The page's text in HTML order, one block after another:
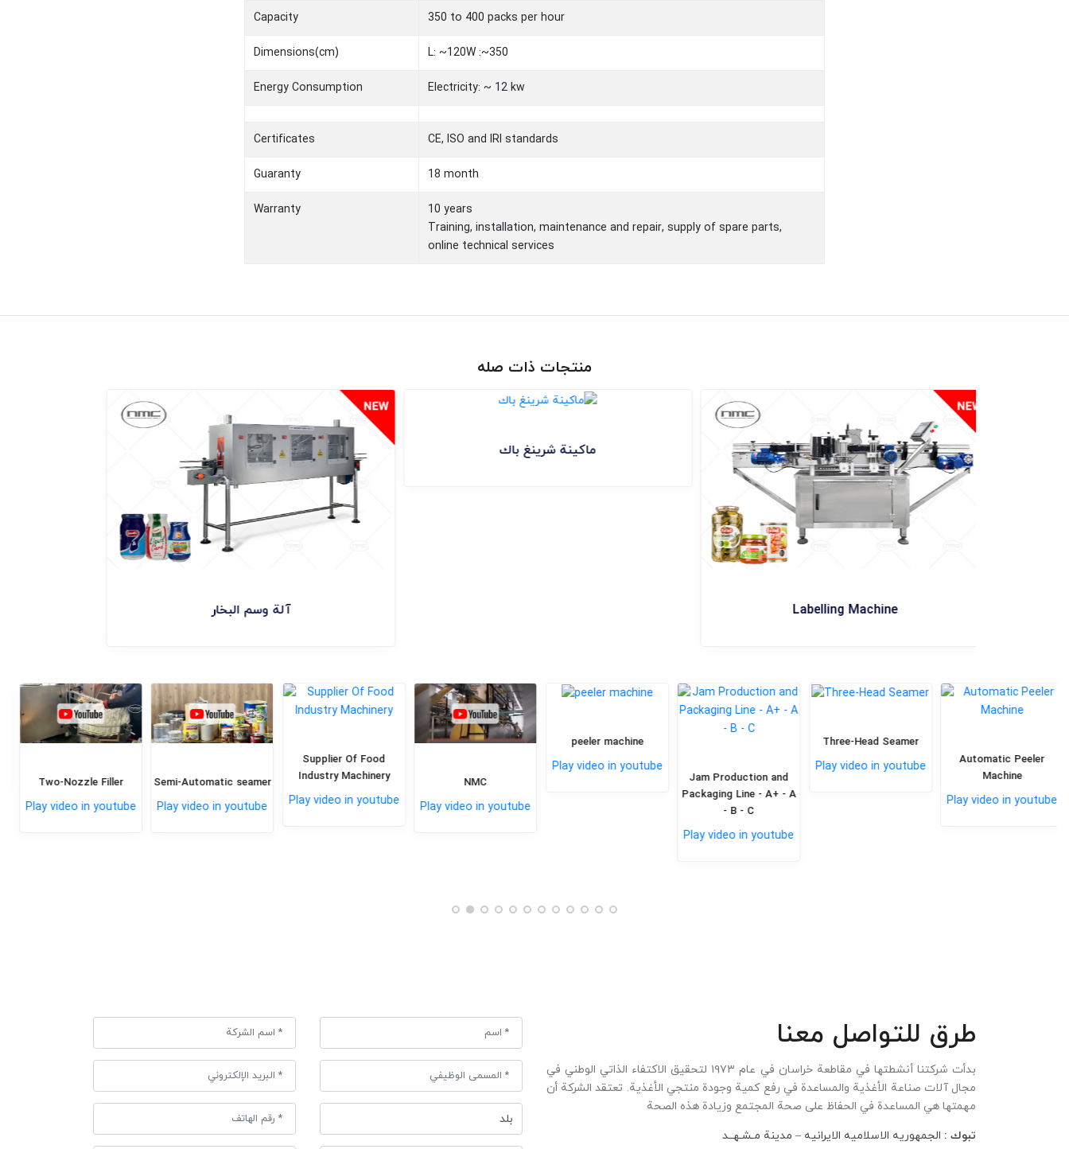
Capacity 350 to 400 packs per hour
Dimensions(cm) L: ~120W :~350
Energy Consumption Electricity: ~ 12 kw
Certificates CE, ISO and IRI standards
Guaranty 18 month
Warranty
10 years
Training, installation, maintenance and repair, supply of spare parts,
online technical services
منتجات ذات صله
Labelling Machine آلة وسم البخار
ماكينة شرينغ باك
Two-Nozzle Filler
Play video in youtube
Semi-Automatic seamer
Play video in youtube
Supplier Of Food
Industry Machinery
Play video in youtube
NMC
Play video in youtube
peeler machine
Play video in youtube
Jam Production and
Packaging Line - A+ - A
- B - C
Play video in youtube
Three-Head Seamer
Play video in youtube
Automatic Peeler
Machine
Play video in youtube
طرق للتواصل معنا
بدأت شركتنا أنشطتها في مقاطعة خراسان في عام ۱۹۷۳ لتحقيق الاكتفاء الذاتي الوطني في
مجال آلات صناعة الأغذية والمساعدة في رفع كمية وجودة منتجي الأغذية. تعتقد الشركة أن
مهمتها هي المساعدة في الحفاظ على صحة المجتمع وزيادة هذه الصحة
تبوك : الجمهوریه الاسلامیه الایرانیه – مدینة مـشـهــد